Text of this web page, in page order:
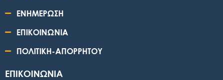
ΕΝΗΜΕΡΩΣΗ
ΕΠΙΚΟΙΝΩΝΙΑ
ΠΟΛΙΤΙΚΗ-ΑΠΟΡΡΗΤΟΥ
ΕΠΙΚΟΙΝΩΝΙΑ